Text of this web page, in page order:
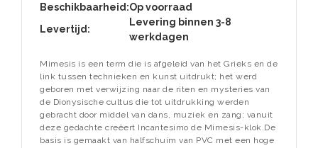
Beschikbaarheid:Op voorraad
Levertijd:
Levering binnen 3-8
werkdagen
Mimesis is een term die is afgeleid van het Grieks en de
link tussen technieken en kunst uitdrukt; het werd
geboren met verwijzing naar de riten en mysteries van
de Dionysische cultus die tot uitdrukking werden
gebracht door middel van dans, muziek en zang; vanuit
deze gedachte creëert Incantesimo de Mimesis-klok.De
basis is gemaakt van halfschuim van PVC met een hoge